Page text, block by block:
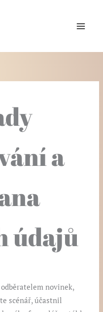
a
údajů
novinek,
scénář, účastnil